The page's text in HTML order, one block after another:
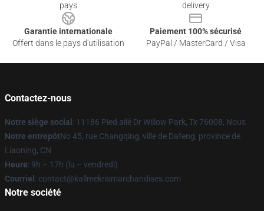
pays
delivery
Garantie internationale
Offert dans le pays d'utilisation
Paiement 100% sécurisé
PayPal / MasterCard / Visa
Contactez-nous
Notre siège social : 11186 Pied ailé Dr Willow Park, Tx 76008, Nous
Notre entrepôtNo 45, rue Changqing, ville de Dafeng, province de
Liaoning, CN
Heure: 9h – 17h (lu – vendredi)
Courriel : contact@kallmekrismarchandises.com
Notre société